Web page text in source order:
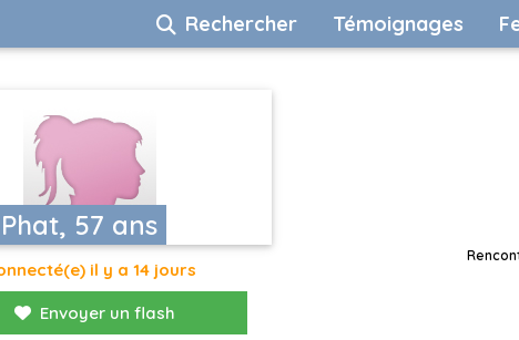
Rechercher Témoignages
57 ans
il y a 14 jours
Envoyer un flash